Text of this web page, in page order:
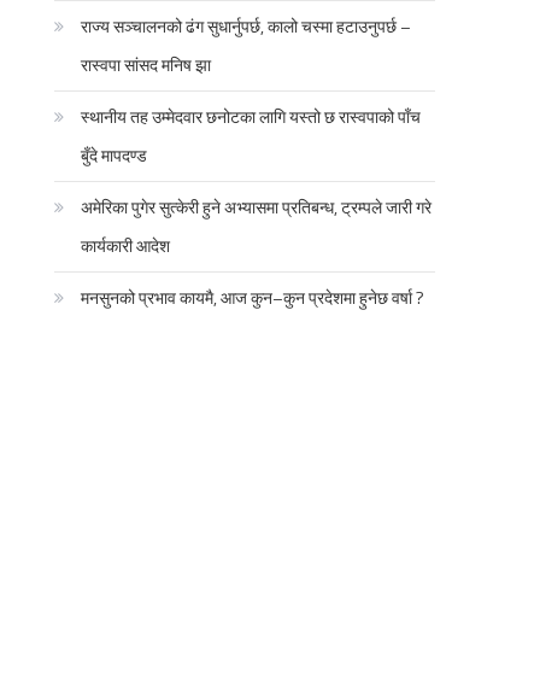
राज्य सञ्चालनको ढंग सुधार्नुपर्छ, कालो चस्मा हटाउनुपर्छ –
रास्वपा सांसद मनिष झा
स्थानीय तह उम्मेदवार छनोटका लागि यस्तो छ रास्वपाको पाँच
बुँदे मापदण्ड
अमेरिका पुगेर सुत्केरी हुने अभ्यासमा प्रतिबन्ध, ट्रम्पले जारी गरे
कार्यकारी आदेश
मनसुनको प्रभाव कायमै, आज कुन–कुन प्रदेशमा हुनेछ वर्षा ?